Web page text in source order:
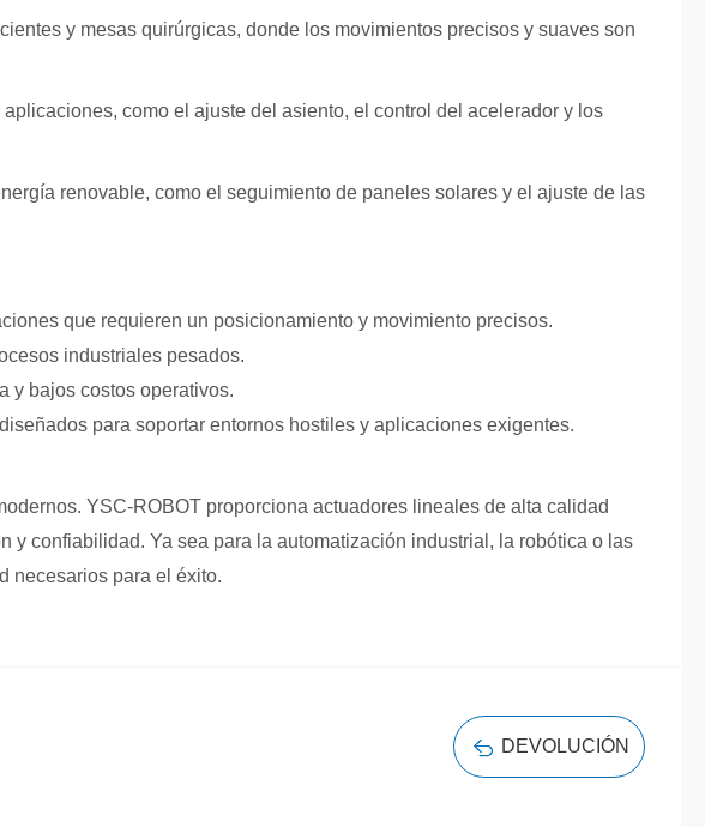
y mesas quirúrgicas, donde los movimientos precisos y suaves son
como el ajuste del asiento, el control del acelerador y los
renovable, como el seguimiento de paneles solares y el ajuste de las
que requieren un posicionamiento y movimiento precisos.
industriales pesados.
y bajos costos operativos.
para soportar entornos hostiles y aplicaciones exigentes.
YSC-ROBOT proporciona actuadores lineales de alta calidad
confiabilidad. Ya sea para la automatización industrial, la robótica o las
necesarios para el éxito.
DEVOLUCIÓN